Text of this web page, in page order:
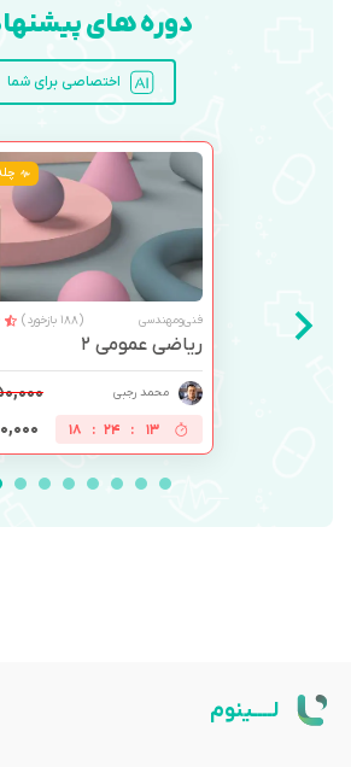
دوره های
اختصاصی برای شما
فنی‌ومهندسی (188 بازخورد)
ریاضی عمومی 2
محمد رجبی
12
:
24
:
18
لــــینوم